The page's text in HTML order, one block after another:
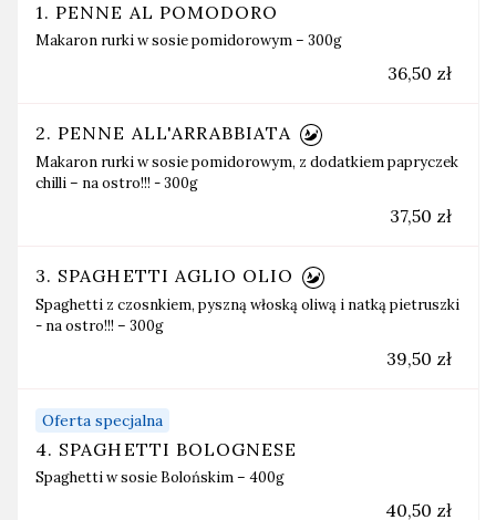
1. PENNE AL POMODORO
Makaron rurki w sosie pomidorowym – 300g
36,50 zł
2. PENNE ALL'ARRABBIATA
Makaron rurki w sosie pomidorowym, z dodatkiem papryczek
chilli – na ostro!!! - 300g
37,50 zł
3. SPAGHETTI AGLIO OLIO
Spaghetti z czosnkiem, pyszną włoską oliwą i natką pietruszki
- na ostro!!! – 300g
39,50 zł
Oferta specjalna
4. SPAGHETTI BOLOGNESE
Spaghetti w sosie Bolońskim – 400g
40,50 zł